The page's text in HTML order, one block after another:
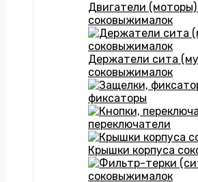
Двигатели
соковыжималок
Держатели сита
соковыжималок
фиксаторы
переключатели
Крышки корпуса